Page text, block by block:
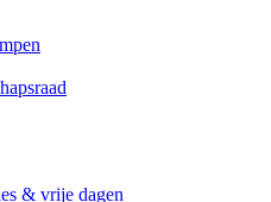
& vrije dagen